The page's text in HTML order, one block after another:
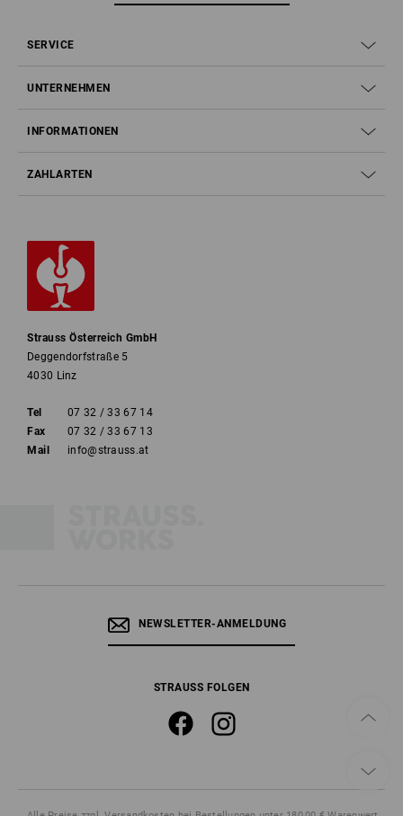
SERVICE
UNTERNEHMEN
INFORMATIONEN
ZAHLARTEN
Strauss Österreich GmbH
Deggendorfstraße 5
4030 Linz
Tel
07 32 / 33 67 14
Fax
07 32 / 33 67 13
Mail
info@strauss.at
NEWSLETTER-ANMELDUNG
STRAUSS FOLGEN